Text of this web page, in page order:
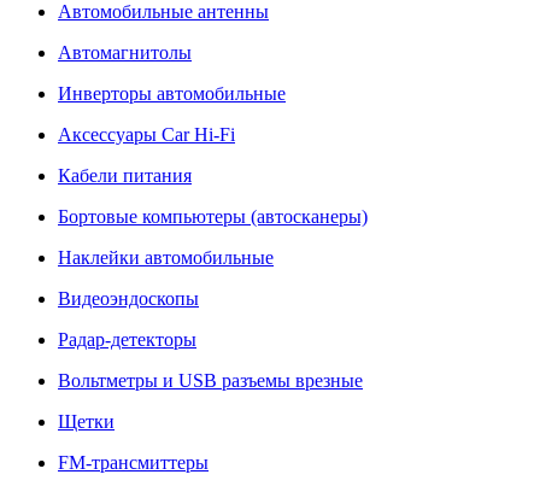
Автомобильные антенны
Автомагнитолы
Инверторы автомобильные
Аксессуары Car Hi-Fi
Кабели питания
Бортовые компьютеры (автосканеры)
Наклейки автомобильные
Видеоэндоскопы
Радар-детекторы
Вольтметры и USB разъемы врезные
Щетки
FM-трансмиттеры